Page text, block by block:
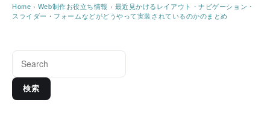
Home › Web制作お役立ち情報 › 最近見かけるレイアウト・ナビゲーション・
スライダー・フォームなどがどうやって実装されているのかのまとめ
検索